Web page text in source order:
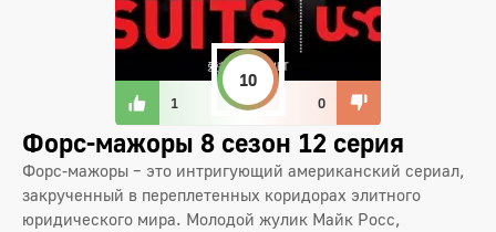
1
10
0
Форс-мажоры 8 сезон 12 серия
Форс-мажоры – это интригующий американский сериал,
закрученный в переплетенных коридорах элитного
юридического мира. Молодой жулик Майк Росс,